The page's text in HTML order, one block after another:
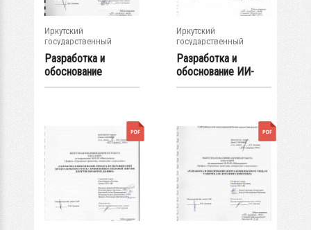
Иркутский
государственный
университет
Разработка и
обоснование
стартапа по
Иркутский
государственный
университет
Разработка и
обоснование ИИ-
системы